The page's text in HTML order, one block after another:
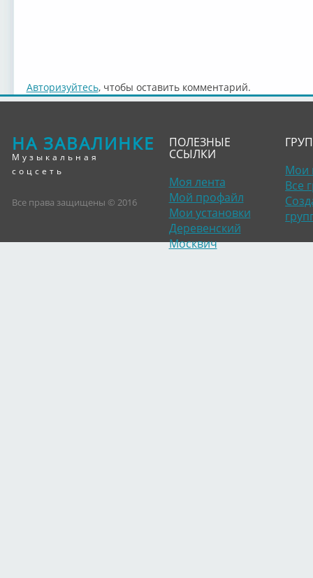
Авторизуйтесь, чтобы оставить комментарий.
НА ЗАВАЛИНКЕ
Музыкальная
соцсеть
Все права защищены © 2016
ПОЛЕЗНЫЕ
ССЫЛКИ
Моя лента
Мой профайл
Мои установки
Деревенский
Москвич
Мои
Все